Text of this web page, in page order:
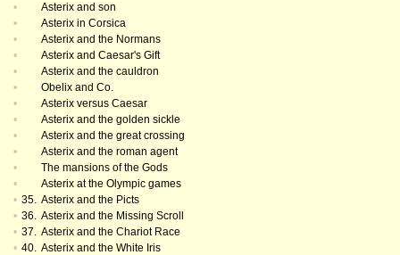
•
Asterix and son
•
Asterix in Corsica
•
Asterix and the Normans
•
Asterix and Caesar's Gift
•
Asterix and the cauldron
•
Obelix and Co.
•
Asterix versus Caesar
•
Asterix and the golden sickle
•
Asterix and the great crossing
•
Asterix and the roman agent
•
The mansions of the Gods
•
Asterix at the Olympic games
• 35. Asterix and the Picts
• 36. Asterix and the Missing Scroll
• 37. Asterix and the Chariot Race
• 40. Asterix and the White Iris